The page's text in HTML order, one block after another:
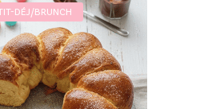
DÉJ/BRUNCH